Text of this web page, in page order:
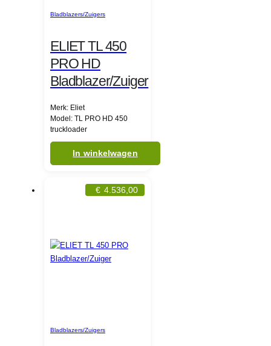
Bladblazers/Zuigers
ELIET TL 450
PRO HD
Bladblazer/Zuiger
Merk: Eliet
Model: TL PRO HD 450
truckloader
In winkelwagen
€ 4.536,00
Bladblazers/Zuigers